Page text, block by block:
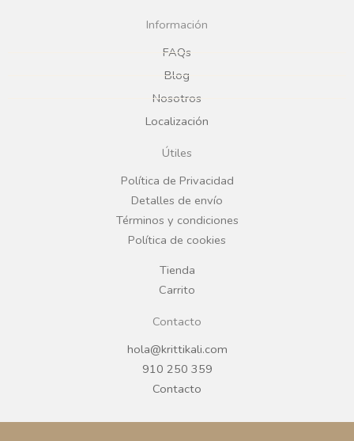
c
e
b
o
o
k
g
r
a
Información
FAQs
Blog
Nosotros
Localización
Útiles
Política de Privacidad
Detalles de envío
Términos y condiciones
Política de cookies
Tienda
Carrito
Contacto
hola@krittikali.com
910 250 359
Contacto